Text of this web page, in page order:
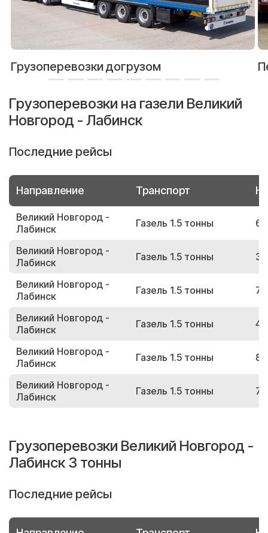
Грузоперевозки догрузом
Грузоперевозки на газели Великий
Новгород - Лабинск
Последние рейсы
Направление Транспорт
Великий Новгород -
Лабинск
Газель 1.5 тонны
Великий Новгород -
Лабинск
Газель 1.5 тонны
Великий Новгород -
Лабинск
Газель 1.5 тонны
Великий Новгород -
Лабинск
Газель 1.5 тонны
Великий Новгород -
Лабинск
Газель 1.5 тонны
Великий Новгород -
Лабинск
Газель 1.5 тонны
Грузоперевозки Великий Новгород -
Лабинск 3 тонны
Последние рейсы